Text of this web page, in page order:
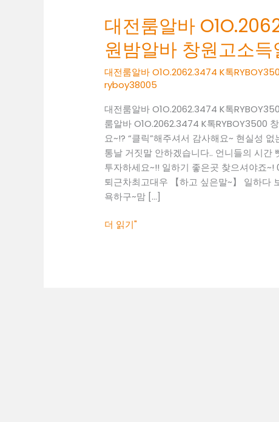
대전룸알바
원밤알바 창원고소
대전룸알바 O1O.2062.3474 K톡
ryboy38005
대전룸알바 O1O.2062.3474 K톡
룸알바 O1O.2062.3474 K톡RYBOY3500
요~!? “클릭”해주셔서 감사해요~ 현실성
통날 거짓말 안하겠습니다.. 언니들의 시
투자하세요~!! 일하기 좋은곳 찾으셔야죠
퇴근차최고대우 【하고 싶은말~】 일하다
욕하구~맘 […]
알
O1O.2062.3474
톡
RYBOY3500
창
원
밤
알
바
창
원
소
더 읽기"